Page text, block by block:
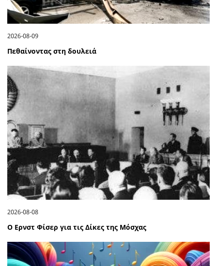
2026-08-09
Πεθαίνοντας στη δουλειά
2026-08-08
Ο Ερνστ Φίσερ για τις Δίκες της Μόσχας